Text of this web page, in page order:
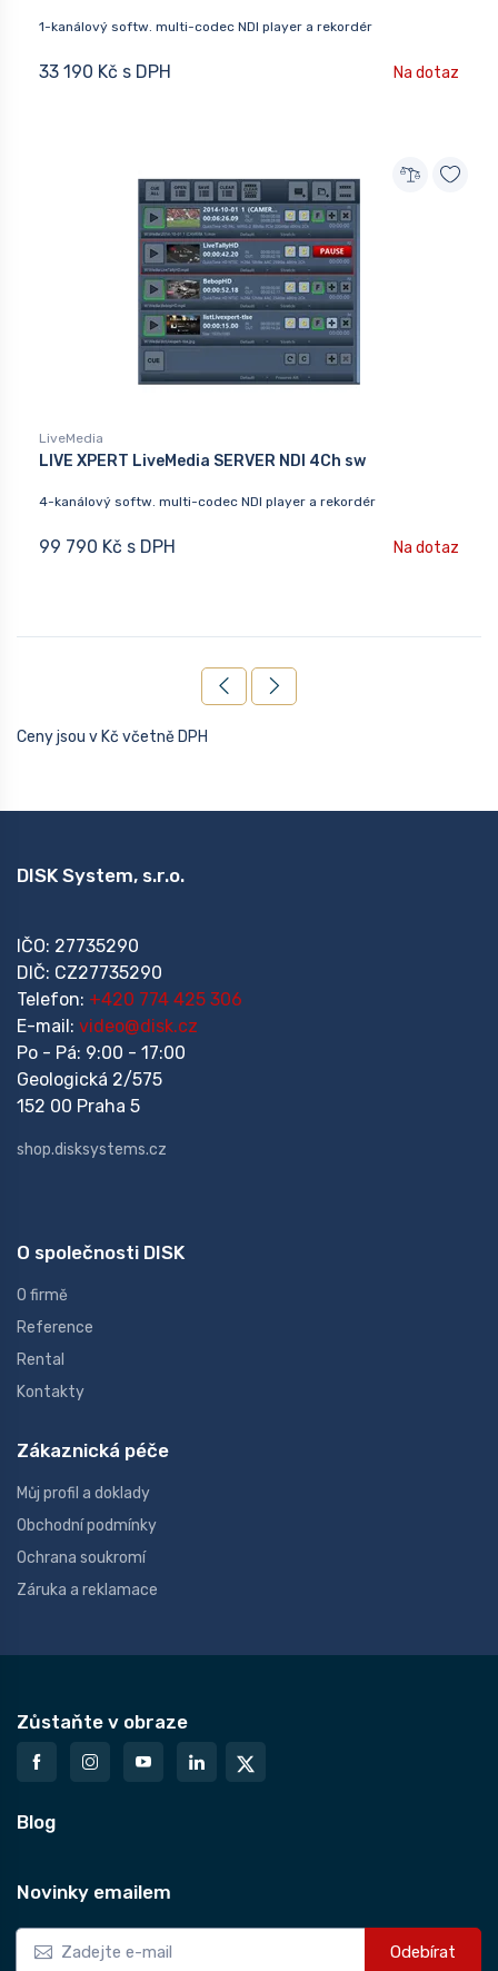
1-kanálový softw. multi-codec NDI player a rekordér
33 190 Kč s DPH Na dotaz
LiveMedia
LIVE XPERT LiveMedia SERVER NDI 4Ch sw
4-kanálový softw. multi-codec NDI player a rekordér
99 790 Kč s DPH Na dotaz
Ceny jsou v Kč včetně DPH
DISK System, s.r.o.
IČO: 27735290
DIČ: CZ27735290
Telefon: +420 774 425 306
E-mail: video@disk.cz
Po - Pá: 9:00 - 17:00
Geologická 2/575
152 00 Praha 5
shop.disksystems.cz
O společnosti DISK
O firmě
Reference
Rental
Kontakty
Zákaznická péče
Můj profil a doklady
Obchodní podmínky
Ochrana soukromí
Záruka a reklamace
Zůstaňte v obraze
Blog
Novinky emailem
Odebírat